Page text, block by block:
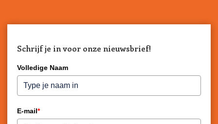
Schrijf je in voor onze nieuwsbrief!
Volledige Naam
E-mail*